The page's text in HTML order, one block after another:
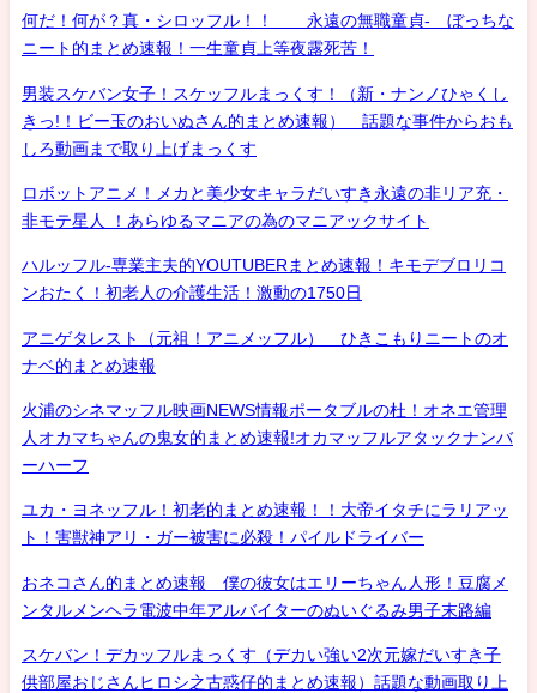
何だ！何が？真・シロッフル！！ 永遠の無職童貞- ぼっちな
ニート的まとめ速報！一生童貞上等夜露死苦！
男装スケバン女子！スケッフルまっくす！（新・ナンノひゃくし
きっ!！ビー玉のおいぬさん的まとめ速報） 話題な事件からおも
しろ動画まで取り上げまっくす
ロボットアニメ！メカと美少女キャラだいすき永遠の非リア充・
非モテ星人 ！あらゆるマニアの為のマニアックサイト
ハルッフル-専業主夫的YOUTUBERまとめ速報！キモデブロリコ
ンおたく！初老人の介護生活！激動の1750日
アニゲタレスト（元祖！アニメッフル） ひきこもりニートのオ
ナベ的まとめ速報
火浦のシネマッフル映画NEWS情報ポータブルの杜！オネエ管理
人オカマちゃんの鬼女的まとめ速報!オカマッフルアタックナンバ
ーハーフ
ユカ・ヨネッフル！初老的まとめ速報！！大帝イタチにラリアッ
ト！害獣神アリ・ガー被害に必殺！パイルドライバー
おネコさん的まとめ速報 僕の彼女はエリーちゃん人形！豆腐メ
ンタルメンヘラ電波中年アルバイターのぬいぐるみ男子末路編
スケバン！デカッフルまっくす（デカい強い2次元嫁だいすき子
供部屋おじさんヒロシ之古惑仔的まとめ速報）話題な動画取り上